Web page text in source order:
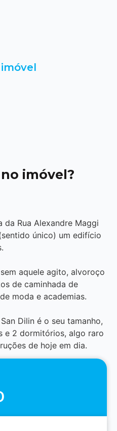
imóvel?
da Rua Alexandre Maggi
único) um edifício
aquele agito, alvoroço
de caminhada de
moda e academias.
Dilin é o seu tamanho,
e 2 dormitórios, algo raro
de hoje em dia.